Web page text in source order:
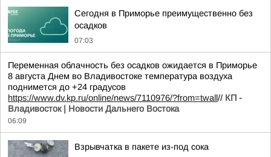
Сегодня в Приморье преимущественно без
осадков
07:03
Переменная облачность без осадков ожидается в Приморье
8 августа Днем во Владивостоке температура воздуха
поднимется до +24 градусов
https://www.dv.kp.ru/online/news/7110976/?from=twall// КП -
Владивосток | Новости Дальнего Востока
06:09
Взрывчатка в пакете из-под сока